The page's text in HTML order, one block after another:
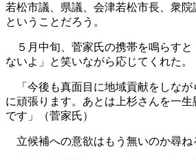
若松市議、県議、会津若松市長、衆
ということだろう。
５月中旬、菅家氏の携帯を鳴らすと
ないよ」と笑いながら応じてくれた。
「今後も真面目に地域貢献をしなが
に頑張ります。あとは上杉さんを一
です」（菅家氏）
立候補への意欲はもう無いのか尋ね